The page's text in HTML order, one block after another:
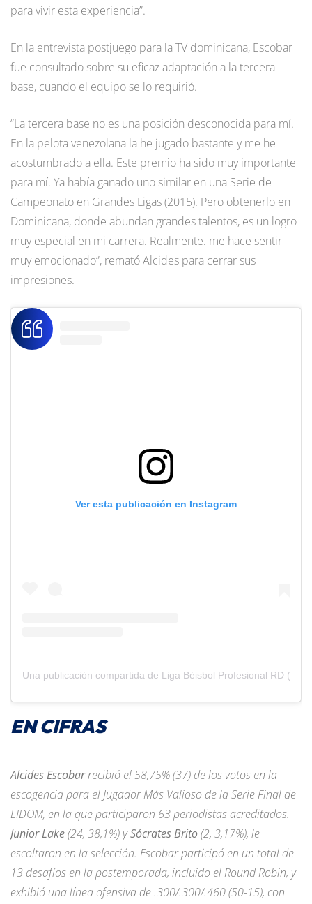
para vivir esta experiencia”.
En la entrevista postjuego para la TV dominicana, Escobar
fue consultado sobre su eficaz adaptación a la tercera
base, cuando el equipo se lo requirió.
“La tercera base no es una posición desconocida para mí.
En la pelota venezolana la he jugado bastante y me he
acostumbrado a ella. Este premio ha sido muy importante
para mí. Ya había ganado uno similar en una Serie de
Campeonato en Grandes Ligas (2015). Pero obtenerlo en
Dominicana, donde abundan grandes talentos, es un logro
muy especial en mi carrera. Realmente. me hace sentir
muy emocionado”, remató Alcides para cerrar sus
impresiones.
Ver esta publicación en Instagram
Una publicación compartida de Liga Béisbol Profesional RD
EN CIFRAS
Alcides Escobarrecibió el 58,75% (37) de los votos en la
escogencia para el Jugador Más Valioso de la Serie Final de
LIDOM, en la que participaron 63 periodistas acreditados.
Junior Lake(24, 38,1%) ySócrates Brito(2, 3,17%), le
escoltaron en la selección. Escobar participó en un total de
13 desafíos en la postemporada, incluido el Round Robin, y
exhibió una línea ofensiva de .300/.300/.460 (50-15), con